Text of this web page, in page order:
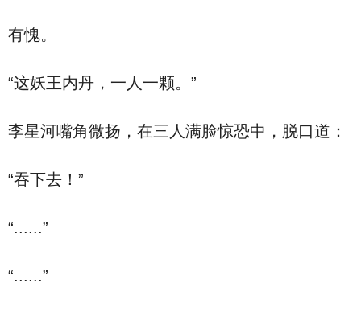
有愧。
“这妖王内丹，一人一颗。”
李星河嘴角微扬，在三人满脸惊恐中，脱口道：
“吞下去！”
“......”
“......”